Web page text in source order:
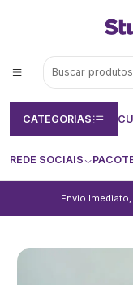
CATEGORIAS
REDE SOCIAIS
Envio